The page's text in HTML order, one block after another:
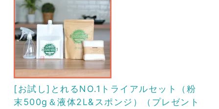
[お試し]とれるNO.1トライアルセット（粉
末500g＆液体2L&スポンジ）（プレゼント